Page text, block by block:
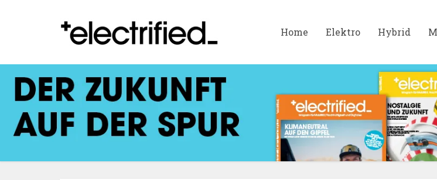
Home Elektro Hybrid